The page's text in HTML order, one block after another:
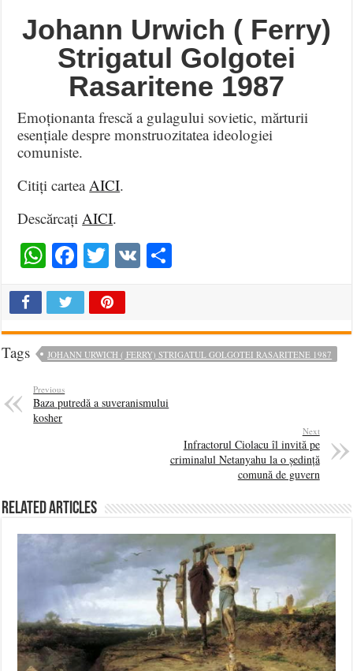
Johann Urwich ( Ferry)
Strigatul Golgotei
Rasaritene 1987
Emoționanta frescă a gulagului sovietic, mărturii
esențiale despre monstruozitatea ideologiei
comuniste.
Citiți cartea AICI.
Descărcați AICI.
WhatsApp
Facebook
Twitter
VK
Tags JOHANN URWICH ( FERRY) STRIGATUL GOLGOTEI RASARITENE 1987
Previous
Baza putredă a suveranismului
kosher
Next
Infractorul Ciolacu îl invită pe
criminalul Netanyahu la o ședință
comună de guvern
Related Articles